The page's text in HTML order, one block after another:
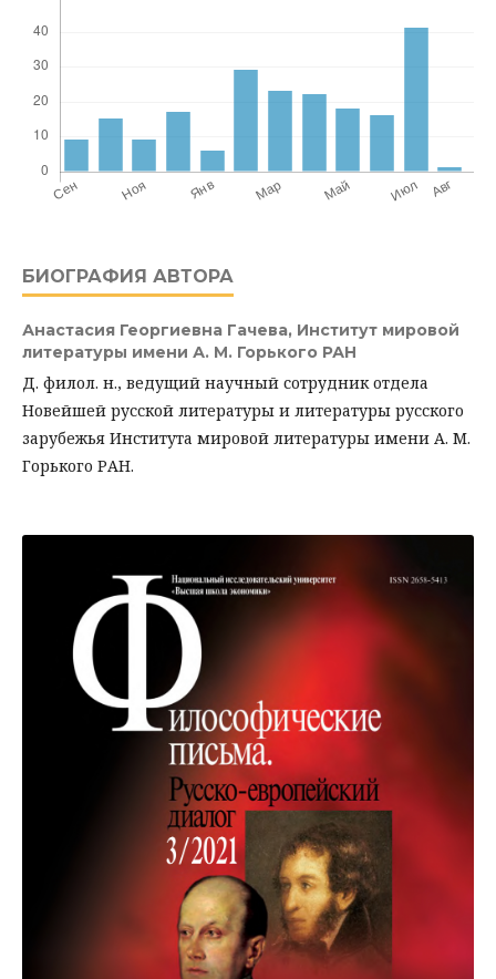
БИОГРАФИЯ АВТОРА
Анастасия Георгиевна Гачева, Институт мировой
литературы имени А. М. Горького РАН
Д. филол. н., ведущий научный сотрудник отдела
Новейшей русской литературы и литературы русского
зарубежья Института мировой литературы имени А. М.
Горького РАН.